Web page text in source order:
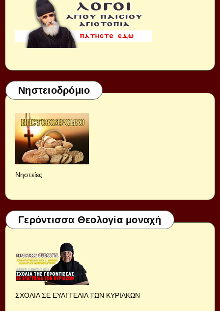
Νηστειοδρόμιο
Νηστείες
Γερόντισσα Θεολογία μοναχή
ΣΧΟΛΙΑ ΣΕ ΕΥΑΓΓΕΛΙΑ ΤΩΝ ΚΥΡΙΑΚΩΝ